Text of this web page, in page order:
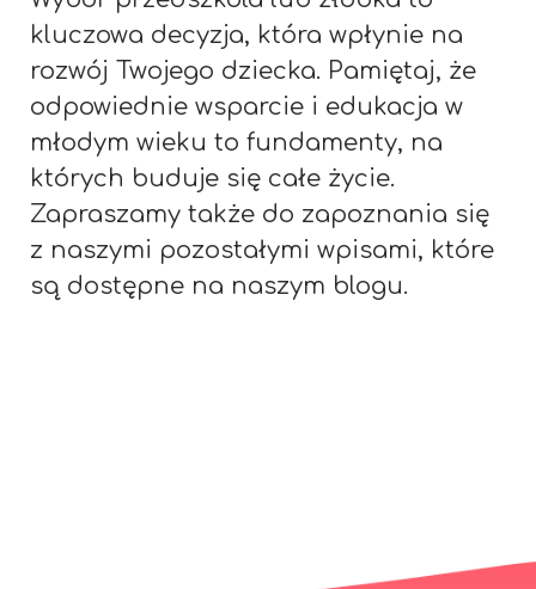
kluczowa decyzja, która wpłynie na
rozwój Twojego dziecka. Pamiętaj, że
odpowiednie wsparcie i edukacja w
młodym wieku to fundamenty, na
których buduje się całe życie.
Zapraszamy także do zapoznania się
z naszymi pozostałymi wpisami, które
są dostępne na naszym blogu.